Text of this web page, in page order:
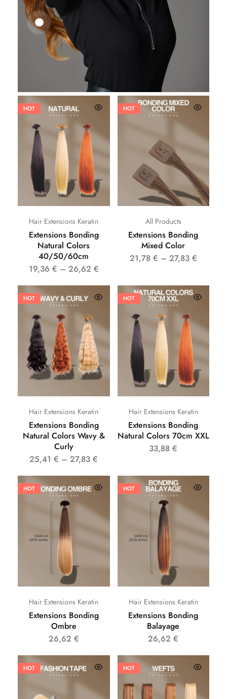
HOT
Hair Extensions Keratin
Extensions Bonding
Natural Colors
40/50/60cm
19,36 € – 26,62 €
HOT
All Products
Extensions Bonding
Mixed Color
21,78 € – 27,83 €
HOT
Hair Extensions Keratin
Extensions Bonding
Natural Colors Wavy &
Curly
25,41€ –27,83€
HOT
Hair Extensions Keratin
Extensions Bonding
Natural Colors 70cm XXL
33,88€
HOT
Hair Extensions Keratin
Extensions Bonding
Ombre
26,62 €
HOT
Hair Extensions Keratin
Extensions Bonding
Balayage
26,62€
HOT HOT